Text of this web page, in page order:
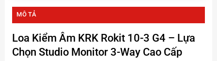
MÔ TẢ
Loa Kiểm Âm KRK Rokit 10-3 G4 – Lựa
Chọn Studio Monitor 3-Way Cao Cấp